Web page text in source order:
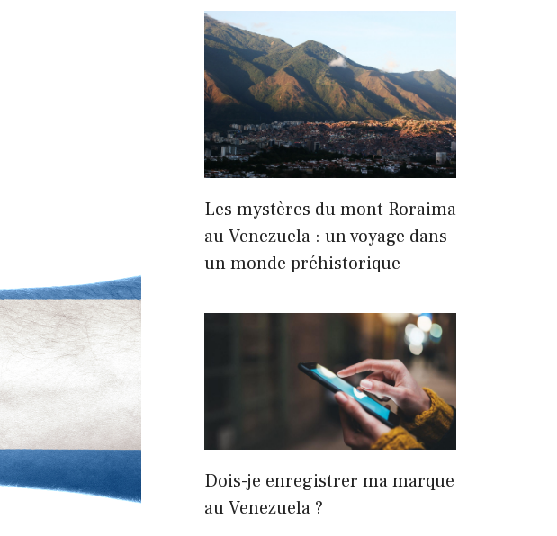
Les mystères du mont Roraima
au Venezuela : un voyage dans
un monde préhistorique
Dois-je enregistrer ma marque
au Venezuela ?